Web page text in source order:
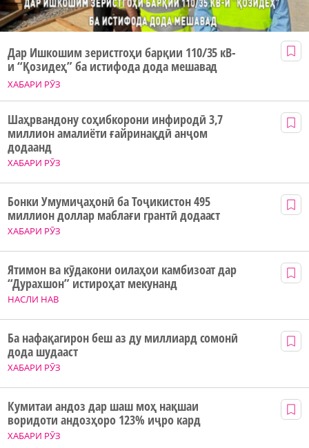
ХАБАРИ РӮЗ
Дар Ишкошим зеристгоҳи барқии 110/35 кВ-
и “Қозидеҳ” ба истифода дода мешавад
ХАБАРИ РӮЗ
Шаҳрвандону соҳибкорони инфиродӣ 3,7
миллион амалиёти ғайринақдӣ анҷом
додаанд
ХАБАРИ РӮЗ
Бонки Умумиҷаҳонӣ ба Тоҷикистон 495
миллион доллар маблағи грантӣ додааст
НАСЛИ НАВ
Ятимон ва кӯдакони оилаҳои камбизоат дар
“Дурахшон” истироҳат мекунанд
ХАБАРИ РӮЗ
Ба нафақагирон беш аз ду миллиард сомонӣ
дода шудааст
ХАБАРИ РӮЗ
Кумитаи андоз дар шаш моҳ нақшаи
воридоти андозҳоро 123% иҷро кард